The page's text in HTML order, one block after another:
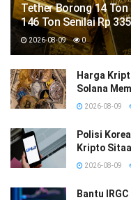
Tether Borong 14 Ton
146 Ton Senilai Rp
2026-08-09 0
Harga
Solana
2026-08-09
Polisi
Kripto
2026-08-09
Bantu